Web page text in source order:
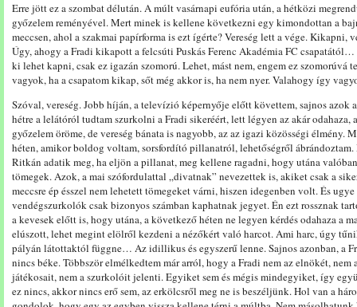
Erre jött ez a szombat délután. A múlt vasárnapi eufória után, a hétközi
győzelem reményével. Mert minek is kellene következni egy kimondottan a
meccsen, ahol a szakmai papírforma is ezt ígérte? Vereség lett a vége. Kikapni,
Úgy, ahogy a Fradi kikapott a felcsúti Puskás Ferenc Akadémia FC csapatától…
ki lehet kapni, csak ez igazán szomorú. Lehet, mást nem, engem ez szomorúvá
vagyok, ha a csapatom kikap, sőt még akkor is, ha nem nyer. Valahogy így
Szóval, vereség. Jobb híján, a televízió képernyője előtt követtem, sajnos
hétre a lelátóról tudtam szurkolni a Fradi sikeréért, lett légyen az akár odahaza,
győzelem öröme, de vereség bánata is nagyobb, az az igazi közösségi élmény.
héten, amikor boldog voltam, sorsfordító pillanatról, lehetőségről
Ritkán adatik meg, ha eljön a pillanat, meg kellene ragadni, hogy utána
tömegek. Azok, a mai szófordulattal „divatnak” nevezettek is, akiket csak a
meccsre ép ésszel nem lehetett tömegeket várni, hiszen idegenben volt. És
vendégszurkolók csak bizonyos számban kaphatnak jegyet. Én ezt rossznak
a kevesek előtt is, hogy utána, a következő héten ne legyen kérdés odahaza a
elúszott, lehet megint elölről kezdeni a nézőkért való harcot. Ami harc, úgy
pályán látottaktól függne… Az idillikus és egyszerű lenne. Sajnos azonban, a
nincs béke. Többször elmélkedtem már arról, hogy a Fradi nem az elnökét, nem
játékosait, nem a szurkolóit jelenti. Egyiket sem és mégis mindegyiket, így
ez nincs, akkor nincs erő sem, az erkölcsről meg ne is beszéljünk. Hol van a